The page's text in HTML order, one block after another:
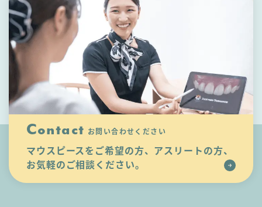
Contact お問い合わせください
マウスピースをご希望の方、アスリートの方、
お気軽のご相談ください。